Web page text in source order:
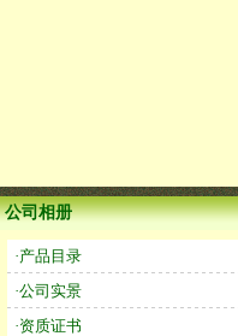
公司相册
·产品目录
·公司实景
·资质证书